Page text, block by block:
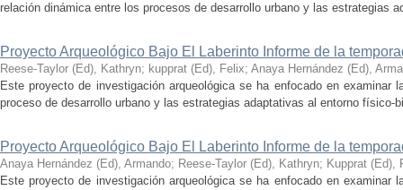
relación dinámica entre los procesos de desarrollo urbano y las estrategias
Proyecto Arqueológico Bajo El Laberinto Informe de la
Reese-Taylor (Ed), Kathryn; kupprat (Ed), Felix; Anaya Hernández (Ed),
Este proyecto de investigación arqueológica se ha enfocado en examinar
proceso de desarrollo urbano y las estrategias adaptativas al entorno físico-
Proyecto Arqueológico Bajo El Laberinto Informe de la
Anaya Hernández (Ed), Armando; Reese-Taylor (Ed), Kathryn; Kupprat (Ed),
Este proyecto de investigación arqueológica se ha enfocado en examinar